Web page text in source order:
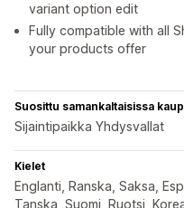
variant option edit
Fully compatible with all
your products offer
Suosittu samankaltaisissa
Sijaintipaikka Yhdysvallat
Kielet
Englanti, Ranska, Saksa,
Tanska, Suomi, Ruotsi,